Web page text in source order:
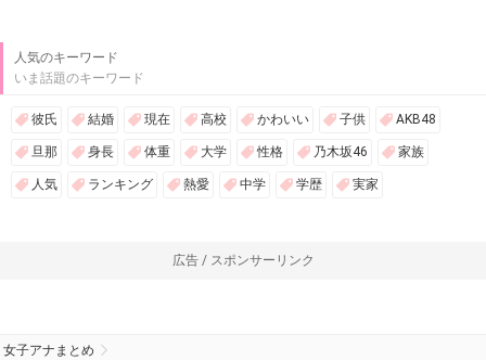
人気のキーワード
いま話題のキーワード
彼氏 結婚 現在 高校 かわいい 子供 AKB48
旦那 身長 体重 大学 性格 乃木坂46 家族
人気 ランキング 熱愛 中学 学歴 実家
広告 / スポンサーリンク
女子アナまとめ